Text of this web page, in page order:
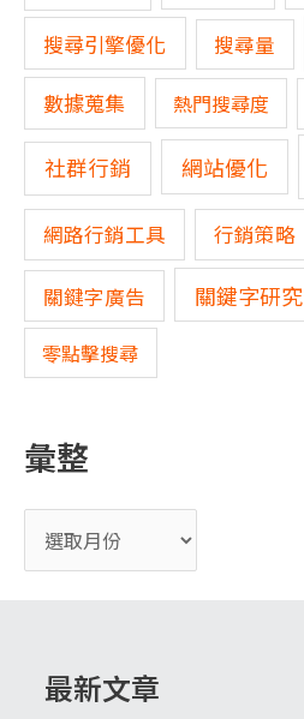
搜尋引擎優化 搜尋量
數據蒐集 熱門搜尋度
社群行銷 網站優化
網路行銷工具 行銷策略
關鍵字廣告 關鍵字研究
零點擊搜尋
彙整
最新文章